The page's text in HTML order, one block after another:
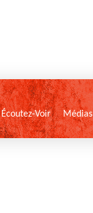
Écoutez-Voir Médias